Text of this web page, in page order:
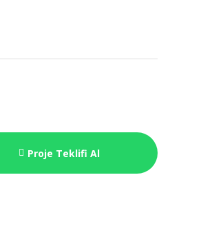
Proje Teklifi Al